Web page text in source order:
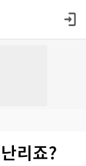
리죠?